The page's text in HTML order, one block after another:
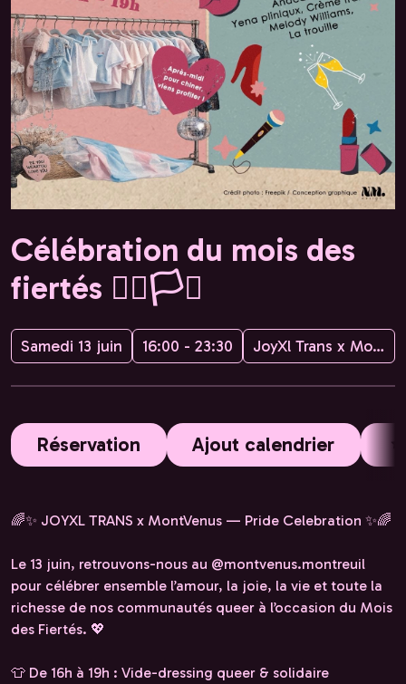
Célébration du mois des
fiertés 🏳️‍🌈🏳️‍⚧️
Samedi 13 juin 16:00 - 23:30 JoyXl Trans x Montvenus
Réservation Ajout calendrier
🌈✨ JOYXL TRANS x MontVenus — Pride Celebration ✨🌈
Le 13 juin, retrouvons-nous au @montvenus.montreuil
pour célébrer ensemble l’amour, la joie, la vie et toute la
richesse de nos communautés queer à l’occasion du Mois
des Fiertés. 💖
👕 De 16h à 19h : Vide-dressing queer & solidaire